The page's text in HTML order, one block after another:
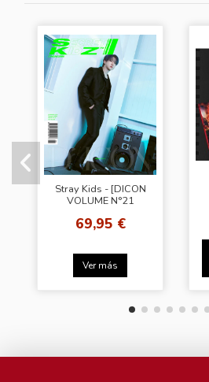
Stray Kids - [DICON
VOLUME N°21
SECRET KIDZ]
69,95 €
Ver más